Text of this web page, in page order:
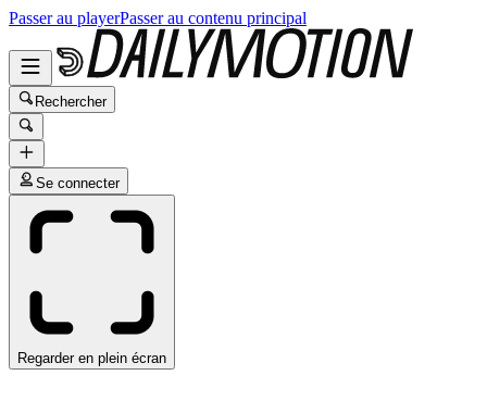
Passer au playerPasser au contenu principal
Rechercher
Se connecter
Regarder en plein écran